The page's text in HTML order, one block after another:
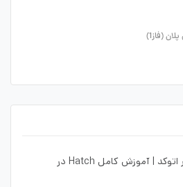
(فاز1)
صفر تا صد تنظیمات هچ در اتوکد | آموزش کامل Hatch در